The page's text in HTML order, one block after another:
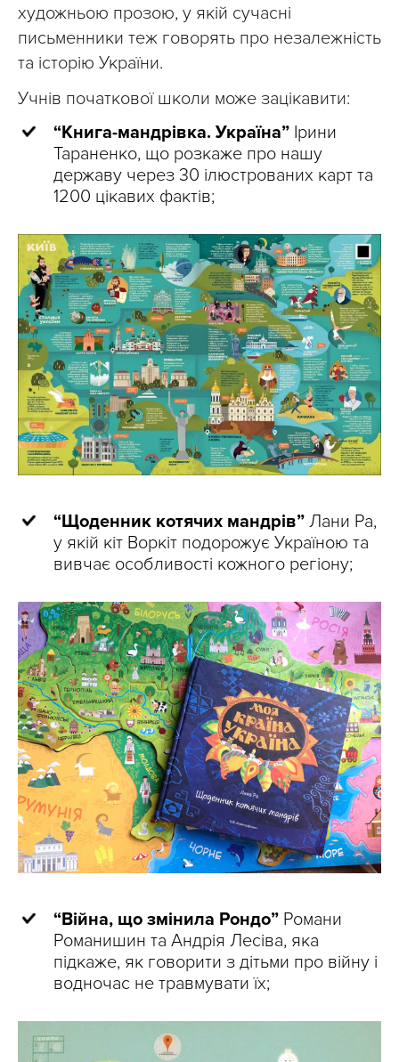
художньою прозою, у якій сучасні
письменники теж говорять про незалежність
та історію України.
Учнів початкової школи може зацікавити:
“Книга-мандрівка. Україна” Ірини
Тараненко, що розкаже про нашу
державу через 30 ілюстрованих карт та
1200 цікавих фактів;
“Щоденник котячих мандрів” Лани Ра,
у якій кіт Воркіт подорожує Україною та
вивчає особливості кожного регіону;
“Війна, що змінила Рондо” Романи
Романишин та Андрія Лесіва, яка
підкаже, як говорити з дітьми про війну і
водночас не травмувати їх;